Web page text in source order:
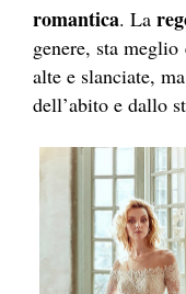
romantica. La
genere, sta
alte e slanciate,
dell’abito e dallo